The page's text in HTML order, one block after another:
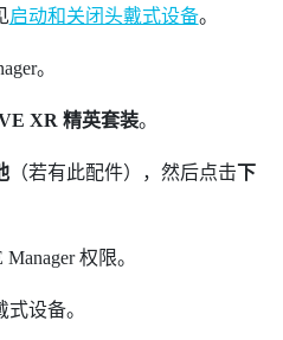
启动和关闭头戴式设备。
。
XR 精英套装。
（若有此配件），然后点击下
权限。
设备。